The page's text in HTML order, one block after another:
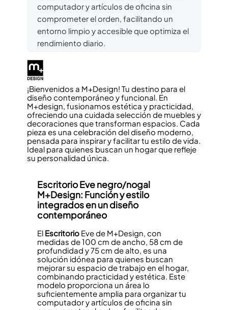
computador y artículos de oficina sin
comprometer el orden, facilitando un
entorno limpio y accesible que optimiza el
rendimiento diario.
¡Bienvenidos a M+Design! Tu destino para el
diseño contemporáneo y funcional. En
M+design, fusionamos estética y practicidad,
ofreciendo una cuidada selección de muebles y
decoraciones que transforman espacios. Cada
pieza es una celebración del diseño moderno,
pensada para inspirar y facilitar tu estilo de vida.
Ideal para quienes buscan un hogar que refleje
su personalidad única.
EscritorioEve negro/nogal
M+Design: Función y estilo
integrados en un diseño
contemporáneo
El EscritorioEve de M+Design, con
medidas de 100 cm de ancho, 58 cm de
profundidad y 75 cm de alto, es una
solución idónea para quienes buscan
mejorar su espacio de trabajo en el hogar,
combinando practicidad y estética. Este
modelo proporciona un área lo
suficientemente amplia para organizar tu
computador y artículos de oficina sin